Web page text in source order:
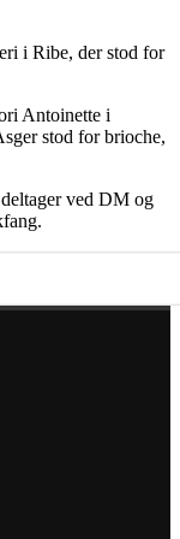
i Ribe, der stod for
Antoinette i
stod for brioche,
ved DM og